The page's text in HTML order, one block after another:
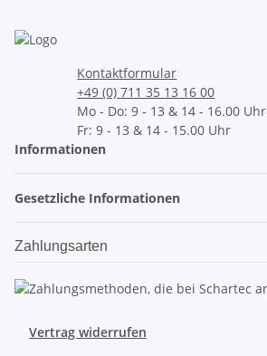
Kontaktformular
+49 (0) 711 35 13 16 00
Mo - Do: 9 - 13 & 14 - 16.00 Uhr
Fr: 9 - 13 & 14 - 15.00 Uhr
Informationen
Gesetzliche Informationen
Zahlungsarten
Vertrag widerrufen